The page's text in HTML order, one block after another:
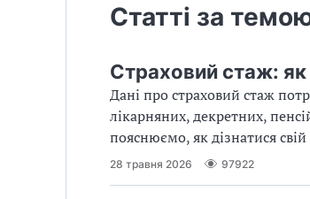
Статті за
Страховий стаж: як
Дані про страховий стаж
лікарняних, декретних,
пояснюємо, як дізнатися
28 травня 2026 97922